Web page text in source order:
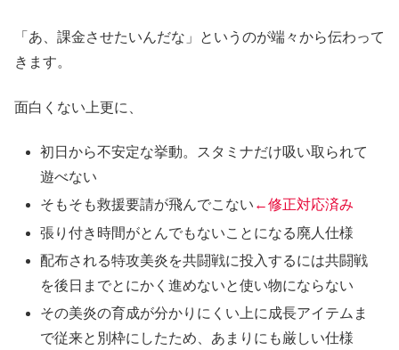
「あ、課金させたいんだな」というのが端々から伝わって
きます。
面白くない上更に、
初日から不安定な挙動。スタミナだけ吸い取られて
遊べない
そもそも救援要請が飛んでこない ←修正対応済み
張り付き時間がとんでもないことになる廃人仕様
配布される特攻美炎を共闘戦に投入するには共闘戦
を後日までとにかく進めないと使い物にならない
その美炎の育成が分かりにくい上に成長アイテムま
で従来と別枠にしたため、あまりにも厳しい仕様